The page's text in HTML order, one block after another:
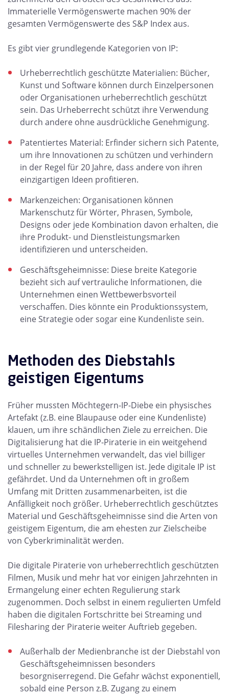
Immaterielle Vermögenswerte machen 90% der
gesamten Vermögenswerte des S&P Index aus.
Es gibt vier grundlegende Kategorien von IP:
Urheberrechtlich geschützte Materialien: Bücher,
Kunst und Software können durch Einzelpersonen
oder Organisationen urheberrechtlich geschützt
sein. Das Urheberrecht schützt ihre Verwendung
durch andere ohne ausdrückliche Genehmigung.
Patentiertes Material: Erfinder sichern sich Patente,
um ihre Innovationen zu schützen und verhindern
in der Regel für 20 Jahre, dass andere von ihren
einzigartigen Ideen profitieren.
Markenzeichen: Organisationen können
Markenschutz für Wörter, Phrasen, Symbole,
Designs oder jede Kombination davon erhalten, die
ihre Produkt- und Dienstleistungsmarken
identifizieren und unterscheiden.
Geschäftsgeheimnisse: Diese breite Kategorie
bezieht sich auf vertrauliche Informationen, die
Unternehmen einen Wettbewerbsvorteil
verschaffen. Dies könnte ein Produktionssystem,
eine Strategie oder sogar eine Kundenliste sein.
Methoden des Diebstahls
geistigen Eigentums
Früher mussten Möchtegern-IP-Diebe ein physisches
Artefakt (z.B. eine Blaupause oder eine Kundenliste)
klauen, um ihre schändlichen Ziele zu erreichen. Die
Digitalisierung hat die IP-Piraterie in ein weitgehend
virtuelles Unternehmen verwandelt, das viel billiger
und schneller zu bewerkstelligen ist. Jede digitale IP ist
gefährdet. Und da Unternehmen oft in großem
Umfang mit Dritten zusammenarbeiten, ist die
Anfälligkeit noch größer. Urheberrechtlich geschütztes
Material und Geschäftsgeheimnisse sind die Arten von
geistigem Eigentum, die am ehesten zur Zielscheibe
von Cyberkriminalität werden.
Die digitale Piraterie von urheberrechtlich geschützten
Filmen, Musik und mehr hat vor einigen Jahrzehnten in
Ermangelung einer echten Regulierung stark
zugenommen. Doch selbst in einem regulierten Umfeld
haben die digitalen Fortschritte bei Streaming und
Filesharing der Piraterie weiter Auftrieb gegeben.
Außerhalb der Medienbranche ist der Diebstahl von
Geschäftsgeheimnissen besonders
besorgniserregend. Die Gefahr wächst exponentiell,
sobald eine Person z.B. Zugang zu einem